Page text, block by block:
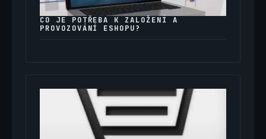
CO JE POTŘEBA K ZALOŽENÍ A
PROVOZOVÁNÍ ESHOPU?